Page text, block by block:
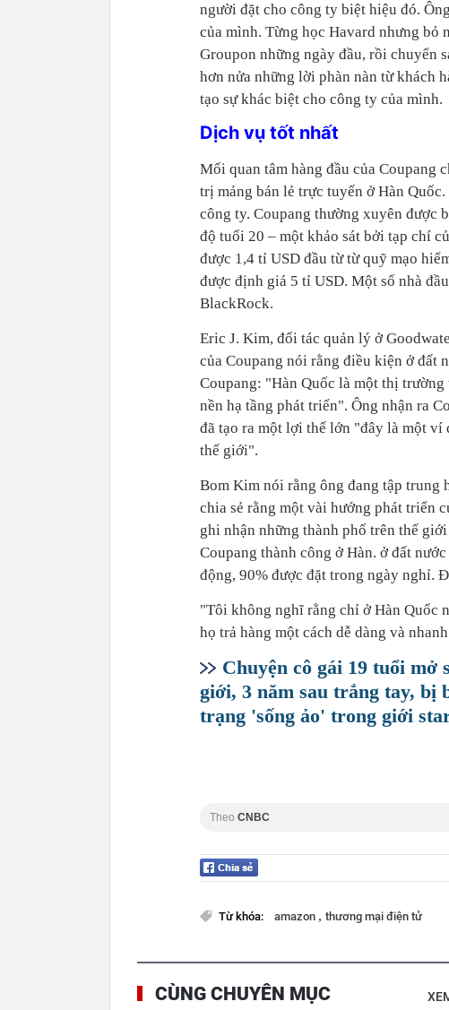
người đặt cho công ty biệt hiệu đó.
của mình. Từng học Havard nhưng bỏ
Groupon những ngày đầu, rồi chuyển
hơn nửa những lời phàn nàn từ khách
tạo sự khác biệt cho công ty của mình.
Dịch vụ tốt nhất
Mối quan tâm hàng đầu của Coupang
trị mảng bán lẻ trực tuyến ở Hàn
công ty. Coupang thường xuyên được
độ tuổi 20 – một khảo sát bởi tạp chí
được 1,4 tỉ USD đầu từ từ quỹ mạo
được định giá 5 tỉ USD. Một số nhà
BlackRock.
Eric J. Kim, đối tác quản lý ở
của Coupang nói rằng điều kiện ở đất
Coupang: "Hàn Quốc là một thị
nền hạ tầng phát triển". Ông nhận ra
đã tạo ra một lợi thế lớn "đây là một
thế giới".
Bom Kim nói rằng ông đang tập trung
chia sẻ rằng một vài hướng phát triển
ghi nhận những thành phố trên thế
Coupang thành công ở Hàn. ở đất
động, 90% được đặt trong ngày nghỉ.
"Tôi không nghĩ rằng chỉ ở Hàn Quốc
họ trả hàng một cách dễ dàng và
Chuyện cô gái 19 tuổi mở
giới, 3 năm sau trắng tay, bị
trạng 'sống ảo' trong giới
Theo CNBC
Từ khóa: amazon , thương mại điện tử
CÙNG CHUYÊN MỤC